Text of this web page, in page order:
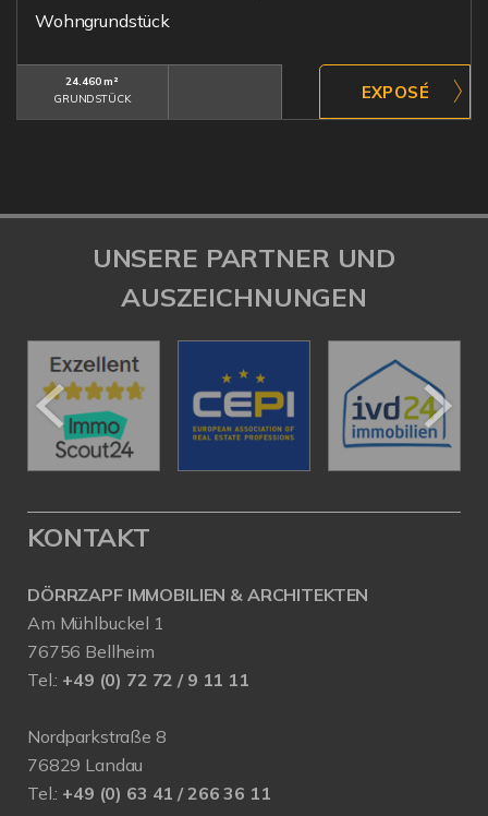
Wohngrundstück
24.460 m²
GRUNDSTÜCK
UNSERE PARTNER UND
AUSZEICHNUNGEN
KONTAKT
DÖRRZAPF IMMOBILIEN & ARCHITEKTEN
Am Mühlbuckel 1
76756 Bellheim
Tel.: +49 (0) 72 72 / 9 11 11
Nordparkstraße 8
76829 Landau
Tel.: +49 (0) 63 41 / 266 36 11